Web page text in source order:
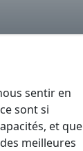
sentir en
sont si
et que
meilleures